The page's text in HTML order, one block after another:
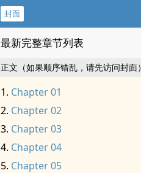
封面
最新完整章节列表
正文（如果顺序错乱，请先访问封面）
Chapter 01
Chapter 02
Chapter 03
Chapter 04
Chapter 05